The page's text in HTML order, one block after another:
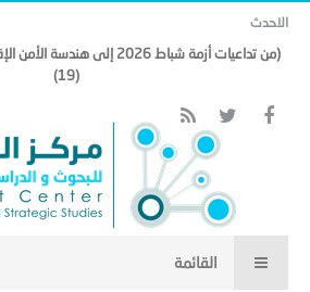
الاحدث
(من تداعيات أزمة شباط 2026
(19)